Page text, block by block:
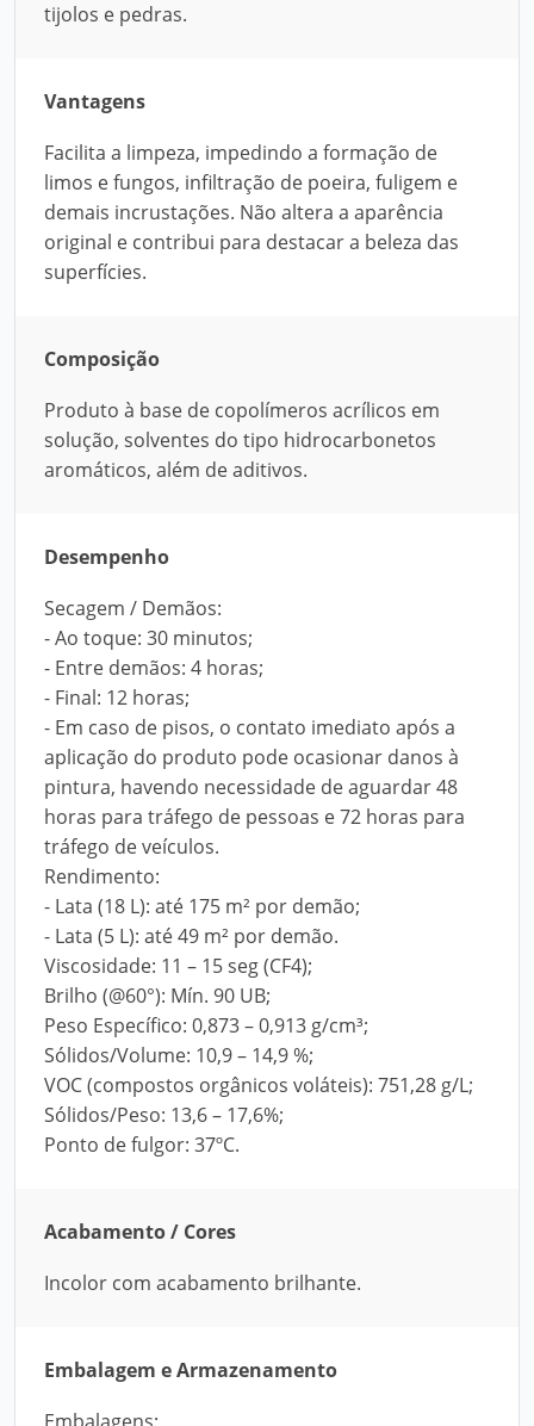
tijolos e pedras.
Vantagens
Facilita a limpeza, impedindo a formação de
limos e fungos, infiltração de poeira, fuligem e
demais incrustações. Não altera a aparência
original e contribui para destacar a beleza das
superfícies.
Composição
Produto à base de copolímeros acrílicos em
solução, solventes do tipo hidrocarbonetos
aromáticos, além de aditivos.
Desempenho
Secagem / Demãos:
- Ao toque: 30 minutos;
- Entre demãos: 4 horas;
- Final: 12 horas;
- Em caso de pisos, o contato imediato após a
aplicação do produto pode ocasionar danos à
pintura, havendo necessidade de aguardar 48
horas para tráfego de pessoas e 72 horas para
tráfego de veículos.
Rendimento:
- Lata (18 L): até 175 m² por demão;
- Lata (5 L): até 49 m² por demão.
Viscosidade: 11 – 15 seg (CF4);
Brilho (@60°): Mín. 90 UB;
Peso Específico: 0,873 – 0,913 g/cm³;
Sólidos/Volume: 10,9 – 14,9 %;
VOC (compostos orgânicos voláteis): 751,28 g/L;
Sólidos/Peso: 13,6 – 17,6%;
Ponto de fulgor: 37ºC.
Acabamento / Cores
Incolor com acabamento brilhante.
Embalagem e Armazenamento